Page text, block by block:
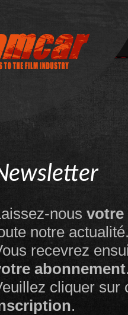
nous votre
notre
recevrez
abonnement
cliquer sur
.